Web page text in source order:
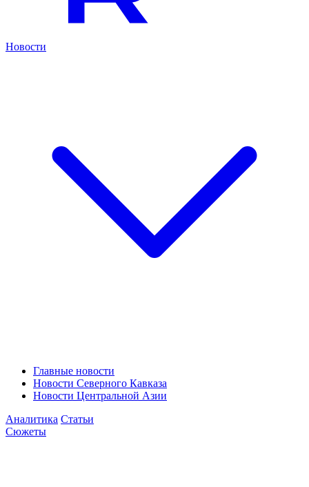
Новости
Главные новости
Новости Северного Кавказа
Новости Центральной Азии
Аналитика Статьи
Сюжеты